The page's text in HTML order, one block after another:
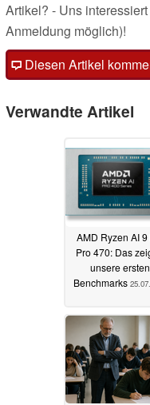
Artikel? - Uns
Anmeldung möglich)!
Diesen Artikel
Verwandte Artikel
AMD Ryzen AI 9
Pro 470: Das
unsere ersten
Benchmarks